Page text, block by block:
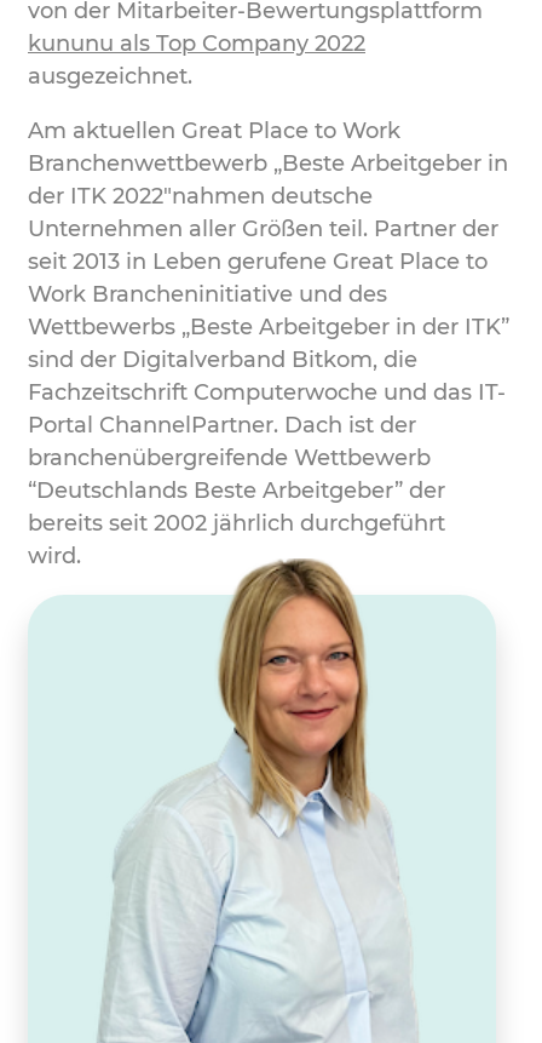
von der Mitarbeiter-Bewertungsplattform
kununu als Top Company 2022
ausgezeichnet.
Am aktuellen Great Place to Work
Branchenwettbewerb „Beste Arbeitgeber in
der ITK 2022″nahmen deutsche
Unternehmen aller Größen teil. Partner der
seit 2013 in Leben gerufene Great Place to
Work Brancheninitiative und des
Wettbewerbs „Beste Arbeitgeber in der ITK”
sind der Digitalverband Bitkom, die
Fachzeitschrift Computerwoche und das IT-
Portal ChannelPartner. Dach ist der
branchenübergreifende Wettbewerb
“Deutschlands Beste Arbeitgeber” der
bereits seit 2002 jährlich durchgeführt
wird.